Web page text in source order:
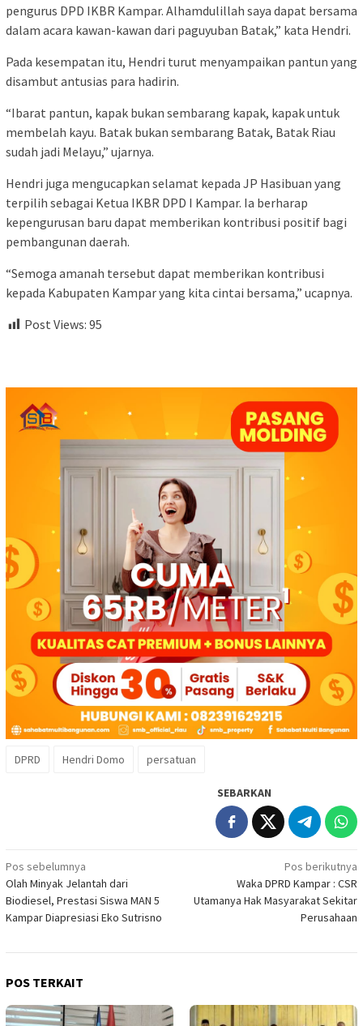
pengurus DPD IKBR Kampar. Alhamdulillah saya dapat bersama
dalam acara kawan-kawan dari paguyuban Batak,” kata Hendri.
Pada kesempatan itu, Hendri turut menyampaikan pantun yang
disambut antusias para hadirin.
“Ibarat pantun, kapak bukan sembarang kapak, kapak untuk
membelah kayu. Batak bukan sembarang Batak, Batak Riau
sudah jadi Melayu,” ujarnya.
Hendri juga mengucapkan selamat kepada JP Hasibuan yang
terpilih sebagai Ketua IKBR DPD I Kampar. Ia berharap
kepengurusan baru dapat memberikan kontribusi positif bagi
pembangunan daerah.
“Semoga amanah tersebut dapat memberikan kontribusi
kepada Kabupaten Kampar yang kita cintai bersama,” ucapnya.
Post Views: 95
DPRD Hendri Domo persatuan
SEBARKAN
Navigasi
pos
Pos sebelumnya
Olah Minyak Jelantah dari
Biodiesel, Prestasi Siswa MAN 5
Kampar Diapresiasi Eko Sutrisno
Pos berikutnya
Waka DPRD Kampar : CSR
Utamanya Hak Masyarakat Sekitar
Perusahaan
POS TERKAIT